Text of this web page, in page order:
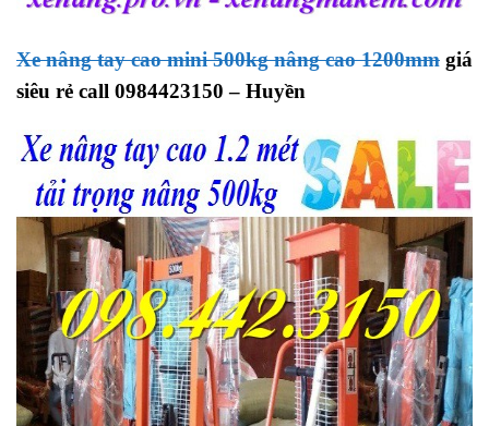
Xe nâng tay cao mini 500kg nâng cao 1200mm giá
siêu rẻ call 0984423150 – Huyền